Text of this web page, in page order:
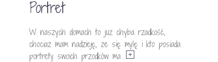
Portret
W naszych domach to już chyba rzadkość,
chociaż mam nadzieję, że się mylę i kto posiada
portrety swoich przodków ma